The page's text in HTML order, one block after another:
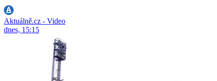
Aktuálně.cz - Video
dnes, 15:15